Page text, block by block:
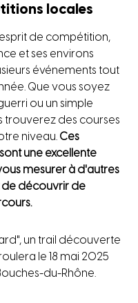
locales
de compétition,
et ses environs
événements tout
Que vous soyez
ou un simple
trouverez des courses
niveau. Ces
une excellente
mesurer à d'autres
de découvrir de
un trail découverte
le 18 mai 2025
du-Rhône.